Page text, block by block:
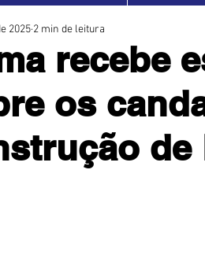
recebe
os
de
2025 2 min de leitura